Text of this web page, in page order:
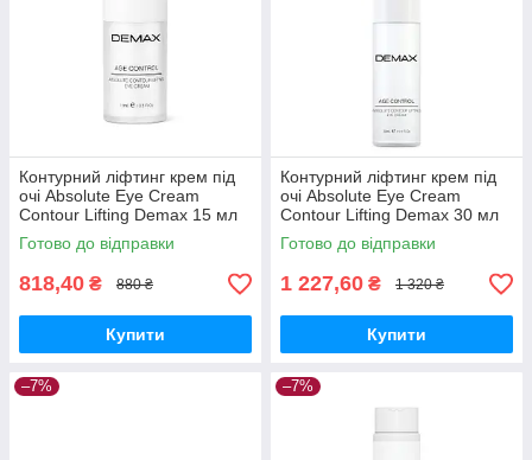
Контурний ліфтинг крем під
очі Absolute Eye Cream
Contour Lifting Demax 15 мл
Готово до відправки
818,40 ₴ 880 ₴
Купити
Контурний ліфтинг крем під
очі Absolute Eye Cream
Contour Lifting Demax 30 мл
Готово до відправки
1 227,60 ₴ 1 320 ₴
Купити
–7% –7%